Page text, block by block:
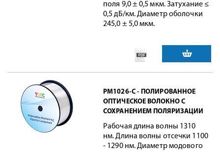
поля 9,0 ± 0,5 мкм. Затухание ≤
0,5 дБ/км. Диаметр оболочки
245,0 ± 5,0 мкм.
PM1026-C - ПОЛИРОВАННОЕ
ОПТИЧЕСКОЕ ВОЛОКНО С
СОХРАНЕНИЕМ ПОЛЯРИЗАЦИИ
Рабочая длина волны 1310
нм. Длина волны отсечки 1100
- 1290 нм. Диаметр модового